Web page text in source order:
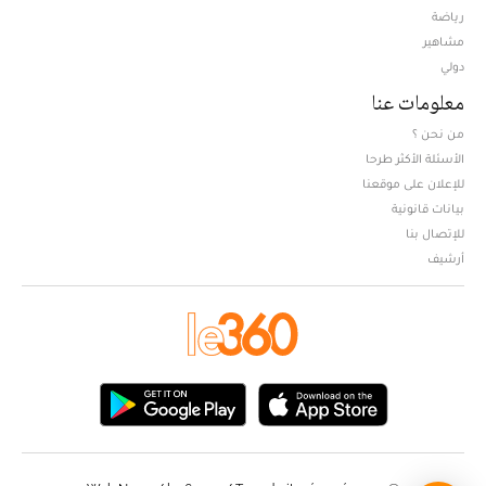
رياضة
مشاهير
دولي
معلومات عنا
من نحن ؟
الأسئلة الأكثر طرحا
للإعلان على موقعنا
بيانات قانونية
للإتصال بنا
أرشيف